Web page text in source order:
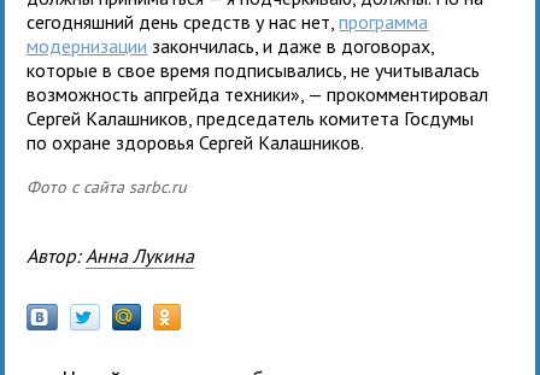
сегодняшний день средств у нас нет,программа
модернизации закончилась, и даже в договорах,
которые в свое время подписывались, не учитывалась
возможность апгрейда техники», — прокомментировал
Сергей Калашников, председатель комитета Госдумы
по охране здоровья Сергей Калашников.
Фото с сайта sarbc.ru
Автор: Анна Лукина